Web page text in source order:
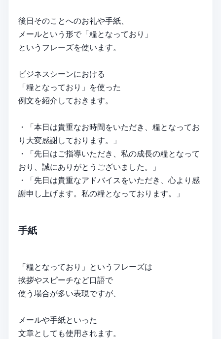
後日そのことへのお礼や手紙、
メールという形で「糧となっており」
というフレーズを使います。
ビジネスシーンにおける
「糧となっており」を使った
例文を紹介しておきます。
・「本日は貴重なお時間をいただき、糧となってお
り大変感謝しております。」
・「先日はご指導いただき、私の成長の糧となって
おり、誠にありがとうございました。」
・「先日は貴重なアドバイスをいただき、心より感
謝申し上げます。私の糧となっております。」
手紙
「糧となっており」というフレーズは
挨拶やスピーチなど口語で
使う場合が多い表現ですが、
メールや手紙といった
文章としても使用されます。